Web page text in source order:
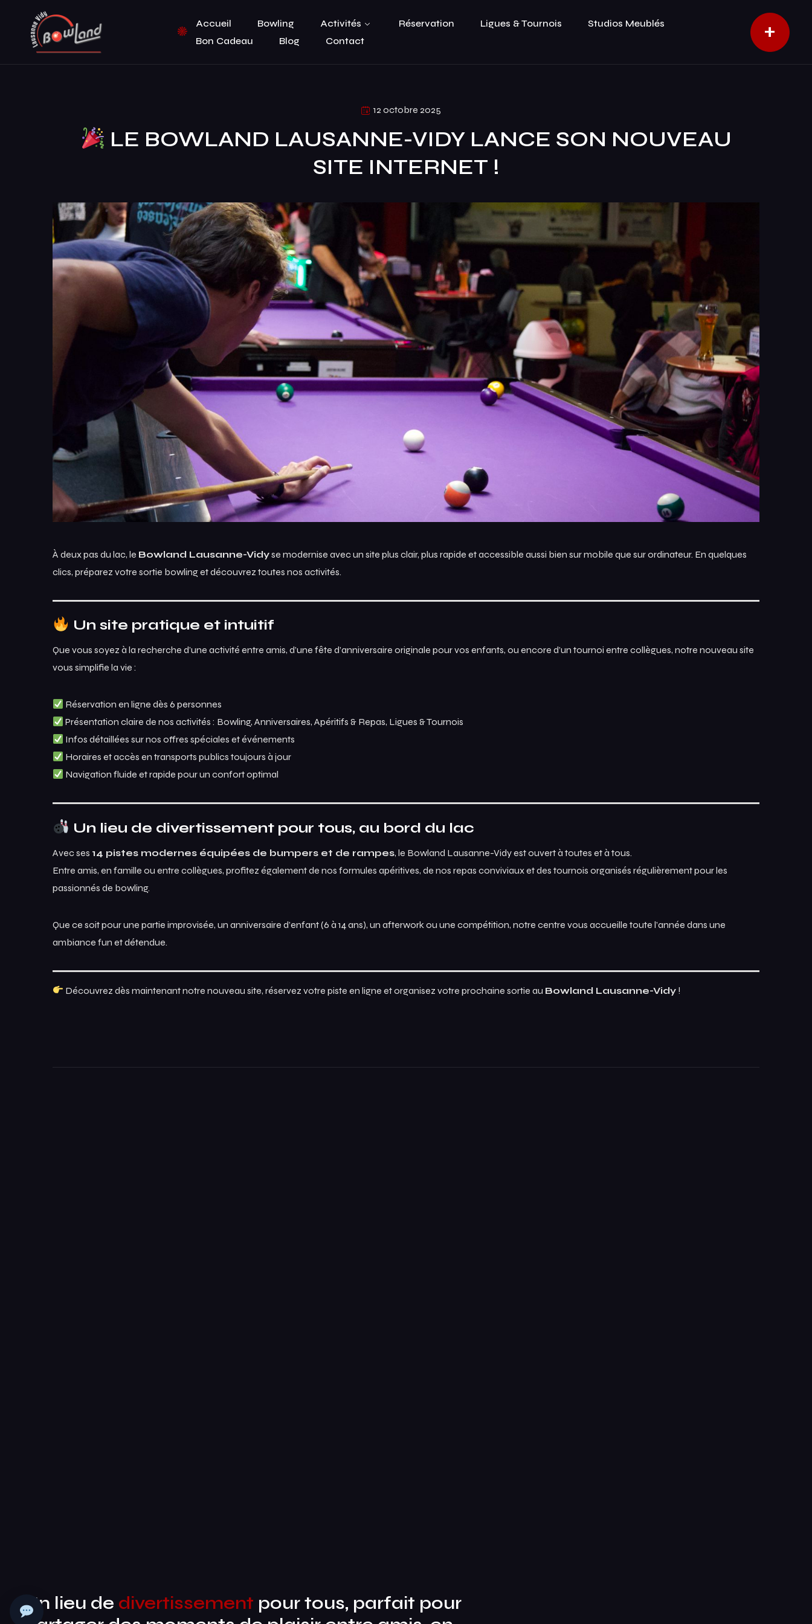
Accueil Bowling Activités Réservation Ligues & Tournois
Studios Meublés
Bon Cadeau
Blog Contact +
12 octobre 2025
LE BOWLAND LAUSANNE-VIDY LANCE SON NOUVEAU
SITE INTERNET !
À deux pas du lac, le Bowland Lausanne-Vidyse modernise avec un site plus clair, plus rapide et accessible aussi bien sur mobile que sur ordinateur. En quelques
clics, préparez votre sortie bowling et découvrez toutes nos activités.
Un site pratique et intuitif
Que vous soyez à la recherche d’une activité entre amis, d’une fête d’anniversaire originale pour vos enfants, ou encore d’un tournoi entre collègues, notre nouveau site
vous simplifie la vie :
Réservation en ligne dès 6 personnes
Présentation claire de nos activités : Bowling, Anniversaires, Apéritifs & Repas, Ligues & Tournois
Infos détaillées sur nos offres spéciales et événements
Horaires et accès en transports publics toujours à jour
Navigation fluide et rapide pour un confort optimal
Un lieu de divertissement pour tous, au bord du lac
Avec ses 14 pistes modernes équipées de bumpers et de rampes, le Bowland Lausanne-Vidy est ouvert à toutes et à tous.
Entre amis, en famille ou entre collègues, profitez également de nos formules apéritives, de nos repas conviviaux et des tournois organisés régulièrement pour les
passionnés de bowling.
Que ce soit pour une partie improvisée, un anniversaire d’enfant (6 à 14 ans), un afterwork ou une compétition, notre centre vous accueille toute l’année dans une
ambiance fun et détendue.
Découvrez dès maintenant notre nouveau site, réservez votre piste en ligne et organisez votre prochaine sortie au Bowland Lausanne-Vidy !
Un lieu de divertissement pour tous, parfait pour